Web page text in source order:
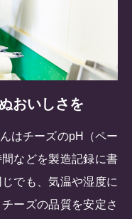
おいしさを
はチーズのpH（ペー
などを製造記録に書
でも、気温や湿度に
ーズの品質を安定さ